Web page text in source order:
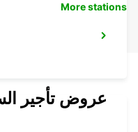
More stations
عروض تأجير